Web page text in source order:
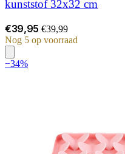
kunststof 32x32 cm
€39,95 €39,99
Nog 5 op voorraad
−34%